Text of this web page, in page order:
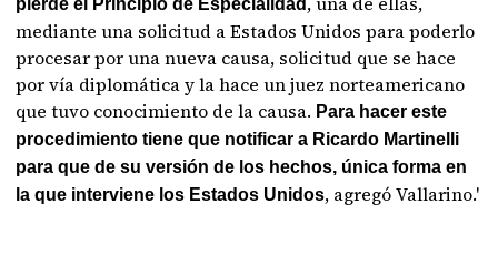
pierde el Principio de Especialidad
mediante una solicitud a Estados Unidos para poderlo
procesar por una nueva causa, solicitud que se hace
por vía diplomática y la hace un juez norteamericano
que tuvo conocimiento de la causa. Para hacer este
procedimiento tiene que notificar a Ricardo Martinelli
para que de su versión de los hechos, única forma en
la que interviene los Estados Unidos, agregó Vallarino.'